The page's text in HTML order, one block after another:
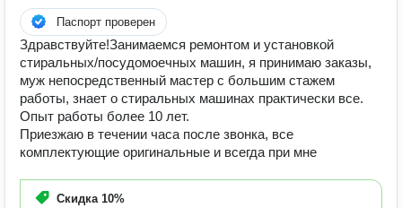
Паспорт проверен
Здравствуйте!Занимаемся ремонтом и установкой
стиральных/посудомоечных машин, я принимаю заказы,
муж непосредственный мастер с большим стажем
работы, знает о стиральных машинах практически все.
Опыт работы более 10 лет.
Приезжаю в течении часа после звонка, все
комплектующие оригинальные и всегда при мне
Скидка 10%